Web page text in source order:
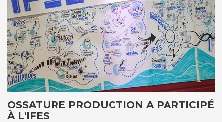
OSSATURE PRODUCTION A PARTICIPÉ
À L'IFES